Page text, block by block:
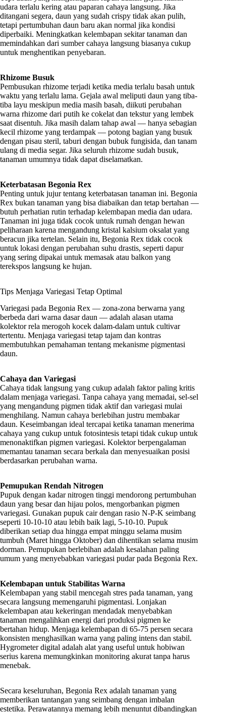
udara terlalu kering atau paparan cahaya langsung. Jika
ditangani segera, daun yang sudah crispy tidak akan pulih,
tetapi pertumbuhan daun baru akan normal jika kondisi
diperbaiki. Meningkatkan kelembapan sekitar tanaman dan
memindahkan dari sumber cahaya langsung biasanya cukup
untuk menghentikan penyebaran.
Rhizome Busuk
Pembusukan rhizome terjadi ketika media terlalu basah untuk
waktu yang terlalu lama. Gejala awal meliputi daun yang tiba-
tiba layu meskipun media masih basah, diikuti perubahan
warna rhizome dari putih ke cokelat dan tekstur yang lembek
saat disentuh. Jika masih dalam tahap awal — hanya sebagian
kecil rhizome yang terdampak — potong bagian yang busuk
dengan pisau steril, taburi dengan bubuk fungisida, dan tanam
ulang di media segar. Jika seluruh rhizome sudah busuk,
tanaman umumnya tidak dapat diselamatkan.
Keterbatasan Begonia Rex
Penting untuk jujur tentang keterbatasan tanaman ini. Begonia
Rex bukan tanaman yang bisa diabaikan dan tetap bertahan —
butuh perhatian rutin terhadap kelembapan media dan udara.
Tanaman ini juga tidak cocok untuk rumah dengan hewan
peliharaan karena mengandung kristal kalsium oksalat yang
beracun jika tertelan. Selain itu, Begonia Rex tidak cocok
untuk lokasi dengan perubahan suhu drastis, seperti dapur
yang sering dipakai untuk memasak atau balkon yang
terekspos langsung ke hujan.
Tips Menjaga Variegasi Tetap Optimal
Variegasi pada Begonia Rex — zona-zona berwarna yang
berbeda dari warna dasar daun — adalah alasan utama
kolektor rela merogoh kocek dalam-dalam untuk cultivar
tertentu. Menjaga variegasi tetap tajam dan kontras
membutuhkan pemahaman tentang mekanisme pigmentasi
daun.
Cahaya dan Variegasi
Cahaya tidak langsung yang cukup adalah faktor paling kritis
dalam menjaga variegasi. Tanpa cahaya yang memadai, sel-sel
yang mengandung pigmen tidak aktif dan variegasi mulai
menghilang. Namun cahaya berlebihan justru membakar
daun. Keseimbangan ideal tercapai ketika tanaman menerima
cahaya yang cukup untuk fotosintesis tetapi tidak cukup untuk
menonaktifkan pigmen variegasi. Kolektor berpengalaman
memantau tanaman secara berkala dan menyesuaikan posisi
berdasarkan perubahan warna.
Pemupukan Rendah Nitrogen
Pupuk dengan kadar nitrogen tinggi mendorong pertumbuhan
daun yang besar dan hijau polos, mengorbankan pigmen
variegasi. Gunakan pupuk cair dengan rasio N-P-K seimbang
seperti 10-10-10 atau lebih baik lagi, 5-10-10. Pupuk
diberikan setiap dua hingga empat minggu selama musim
tumbuh (Maret hingga Oktober) dan dihentikan selama musim
dorman. Pemupukan berlebihan adalah kesalahan paling
umum yang menyebabkan variegasi pudar pada Begonia Rex.
Kelembapan untuk Stabilitas Warna
Kelembapan yang stabil mencegah stres pada tanaman, yang
secara langsung memengaruhi pigmentasi. Lonjakan
kelembapan atau kekeringan mendadak menyebabkan
tanaman mengalihkan energi dari produksi pigmen ke
bertahan hidup. Menjaga kelembapan di 65-75 persen secara
konsisten menghasilkan warna yang paling intens dan stabil.
Hygrometer digital adalah alat yang useful untuk hobiwan
serius karena memungkinkan monitoring akurat tanpa harus
menebak.
Secara keseluruhan, Begonia Rex adalah tanaman yang
memberikan tantangan yang seimbang dengan imbalan
estetika. Perawatannya memang lebih menuntut dibandingkan